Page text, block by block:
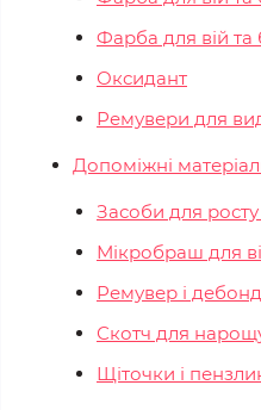
Фарба для вій та
Оксидант
Ремувери для
Допоміжні
Засоби для росту
Мікробраш для
Ремувер і
Скотч для
Щіточки і